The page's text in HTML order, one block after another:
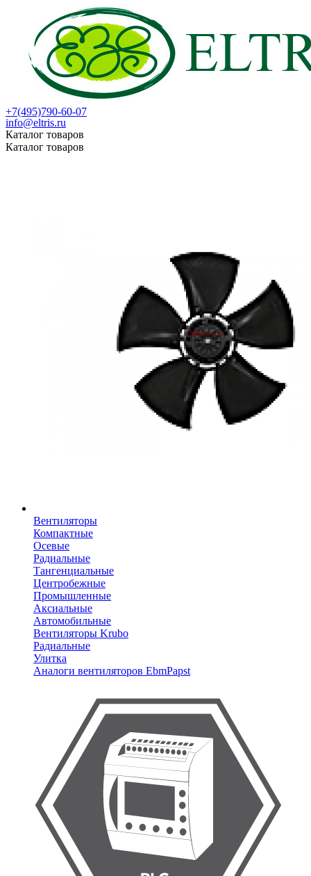
+7(495)790-60-07
info@eltris.ru
Каталог товаров
Каталог товаров
Вентиляторы
Компактные
Осевые
Радиальные
Тангенциальные
Центробежные
Промышленные
Аксиальные
Автомобильные
Вентиляторы Krubo
Радиальные
Улитка
Аналоги вентиляторов EbmPapst